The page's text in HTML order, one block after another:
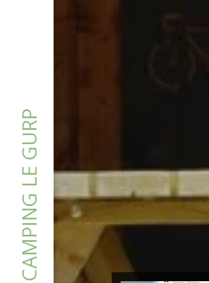
CAMPING LE GURP